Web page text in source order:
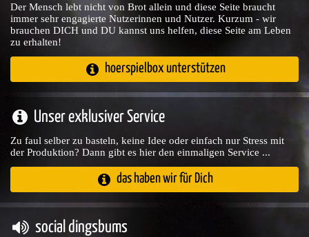
Der Mensch lebt nicht von Brot allein und diese Seite braucht
immer sehr engagierte Nutzerinnen und Nutzer. Kurzum - wir
brauchen DICH und DU kannst uns helfen, diese Seite am Leben
zu erhalten!
hoerspielbox unterstützen
Unser exklusiver Service
Zu faul selber zu basteln, keine Idee oder einfach nur Stress mit
der Produktion? Dann gibt es hier den einmaligen Service ...
das haben wir für Dich
social dingsbums